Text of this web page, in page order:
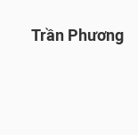
Trần Phương